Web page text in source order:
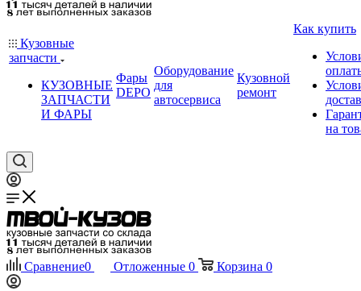
Кузовные
запчасти
КУЗОВНЫЕ
ЗАПЧАСТИ
И ФАРЫ
Фары
DEPO
Оборудование
для
автосервиса
Кузовной
ремонт
Как купить
на
Сравнение0 Отложенные 0 Корзина 0